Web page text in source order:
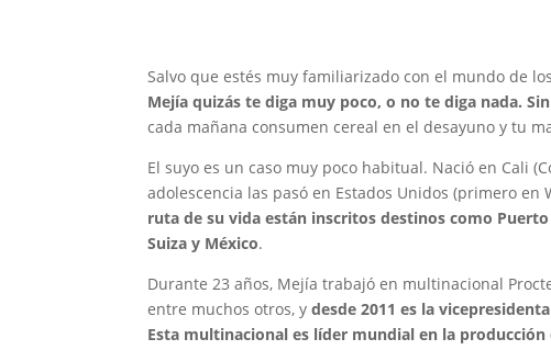
Salvo que estés muy familiarizado con el mundo de
Mejía quizás te diga muy poco, o no te diga nada.
cada mañana consumen cereal en el desayuno y tu
El suyo es un caso muy poco habitual. Nació en Cali
adolescencia las pasó en Estados Unidos (primero
ruta de su vida están inscritos destinos como Puerto
Suiza y México.
Durante 23 años, Mejía trabajó en multinacional
entre muchos otros, ydesde 2011 es la
Esta multinacional es líder mundial en la producción